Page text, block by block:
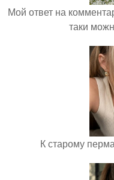
Мой ответ на
таки
К старому